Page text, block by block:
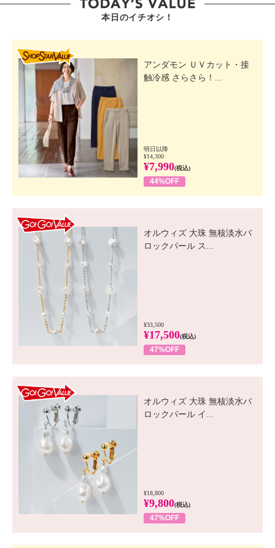
本日のイチオシ！
アンダモン ＵＶカット・接
触冷感 さらさら！...
明日以降
¥14,300
¥7,990(税込)
44%OFF
オルウィズ 大珠 無核淡水バ
ロックパール ス...
¥33,500
¥17,500(税込)
47%OFF
オルウィズ 大珠 無核淡水バ
ロックパール イ...
¥18,800
¥9,800(税込)
47%OFF